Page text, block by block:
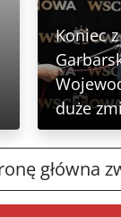
Koniec
duże
główna